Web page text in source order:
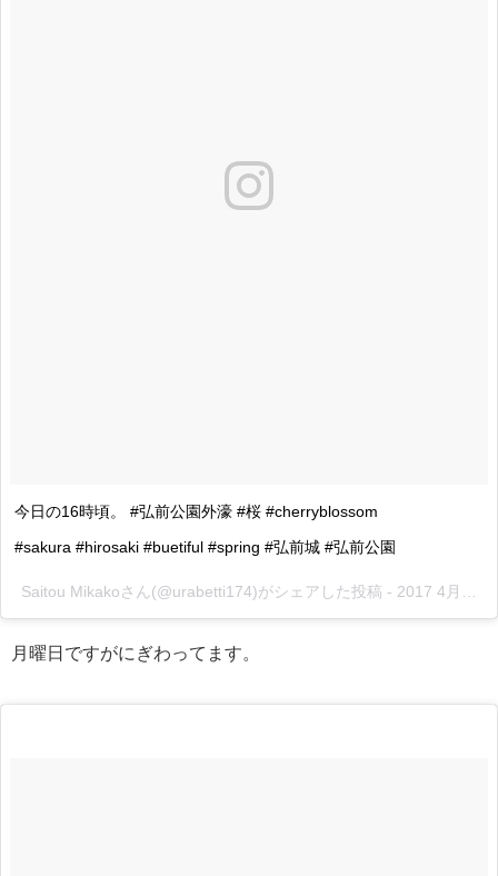
今日の16時頃。 #弘前公園外濠 #桜 #cherryblossom
#sakura #hirosaki #buetiful #spring #弘前城 #弘前公園
Saitou Mikakoさん(@urabetti174)がシェアした投稿 - 2017 4月 24 2:15午前 PDT
月曜日ですがにぎわってます。